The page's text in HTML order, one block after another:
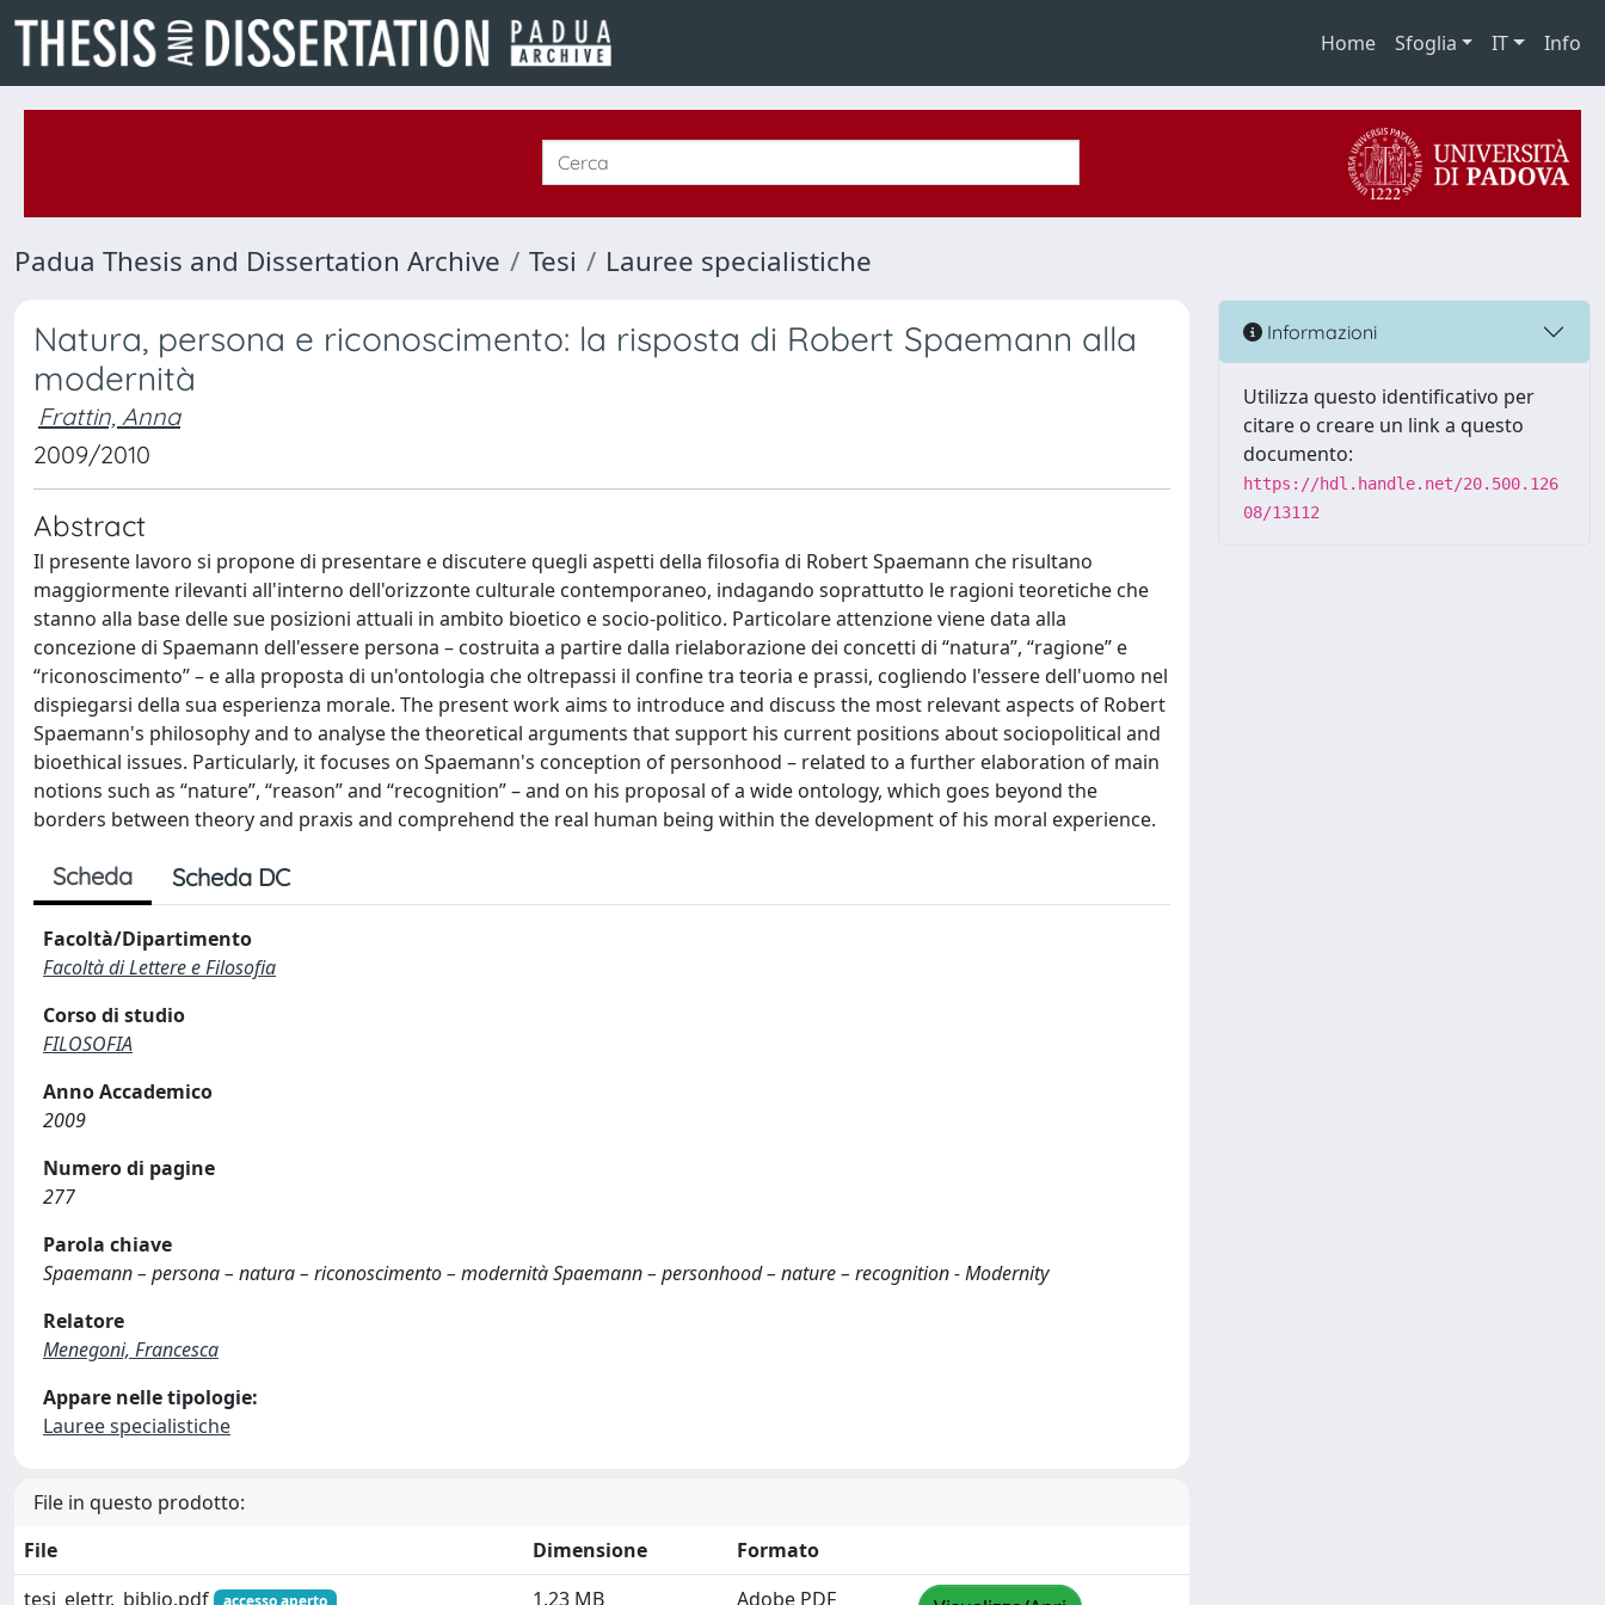
Home Sfoglia IT Info
Padua Thesis and Dissertation Archive Tesi Lauree specialistiche
Natura, persona e riconoscimento: la risposta di Robert Spaemann alla
modernità
Frattin, Anna
2009/2010
Abstract
Il presente lavoro si propone di presentare e discutere quegli aspetti della filosofia di Robert Spaemann che risultano
maggiormente rilevanti all'interno dell'orizzonte culturale contemporaneo, indagando soprattutto le ragioni teoretiche che
stanno alla base delle sue posizioni attuali in ambito bioetico e socio-politico. Particolare attenzione viene data alla
concezione di Spaemann dell'essere persona – costruita a partire dalla rielaborazione dei concetti di “natura”, “ragione” e
“riconoscimento” – e alla proposta di un'ontologia che oltrepassi il confine tra teoria e prassi, cogliendo l'essere dell'uomo nel
dispiegarsi della sua esperienza morale. The present work aims to introduce and discuss the most relevant aspects of Robert
Spaemann's philosophy and to analyse the theoretical arguments that support his current positions about sociopolitical and
bioethical issues. Particularly, it focuses on Spaemann's conception of personhood – related to a further elaboration of main
notions such as “nature”, “reason” and “recognition” – and on his proposal of a wide ontology, which goes beyond the
borders between theory and praxis and comprehend the real human being within the development of his moral experience.
Scheda Scheda DC
Facoltà/Dipartimento
Facoltà di Lettere e Filosofia
Corso di studio
FILOSOFIA
Anno Accademico
2009
Numero di pagine
277
Parola chiave
Spaemann – persona – natura – riconoscimento – modernità Spaemann – personhood – nature – recognition - Modernity
Relatore
Menegoni, Francesca
Appare nelle tipologie:
Lauree specialistiche
File in questo prodotto:
File
Dimensione
Formato
tesi_elettr._biblio.pdf
accesso aperto 1.23 MB Adobe PDF
Informazioni
Utilizza questo identificativo per
citare o creare un link a questo
documento:
https://hdl.handle.net/20.500.126
08/13112